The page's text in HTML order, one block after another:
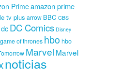
Primeamazon prime
tv plus arrow BBC CBS
dcDC Comics Disney
game of thrones hbo hbo
Marvel Marvel
noticias